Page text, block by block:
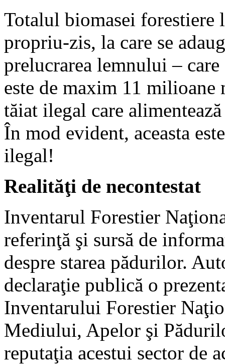
Totalul biomasei forestiere
propriu-zis, la care se
prelucrarea lemnului –
este de maxim 11
tăiat ilegal care
În mod evident, aceasta
ilegal!
Realităţi de necontestat
Inventarul Forestier
referinţă şi sursă de
despre starea pădurilor.
declaraţie publică o
Inventarului Forestier
Mediului, Apelor şi
reputaţia acestui sector de